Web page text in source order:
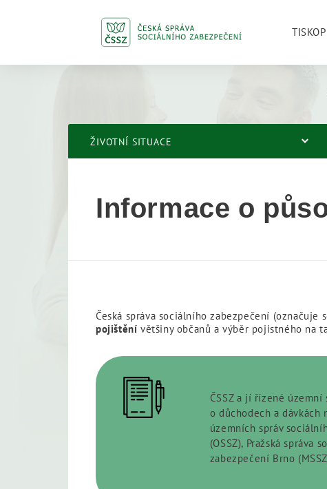
ŽIVOTNÍ SITUACE
Informace o
Česká správa sociálního zabezpečení (označuje
pojištění většiny občanů a výběr pojistného na
ČSSZ a jí řízené
o důchodech a dávkách
územních správ
(OSSZ), Pražská správa
zabezpečení Brno